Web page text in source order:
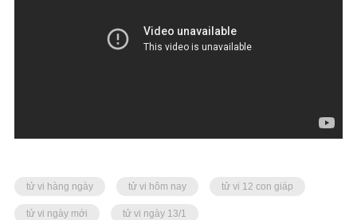
tử vi hàng ngày tử vi hôm nay tử vi 12 con giáp
tử vi ngày mới tử vi ngày 13/1